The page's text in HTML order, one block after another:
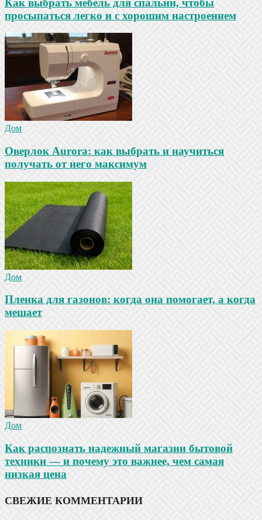
просыпаться легко и с хорошим настроением
Дом
Оверлок Aurora: как выбрать и научиться
получать от него максимум
Дом
Пленка для газонов: когда она помогает, а когда
мешает
Дом
Как распознать надежный магазин бытовой
техники — и почему это важнее, чем самая
низкая цена
СВЕЖИЕ КОММЕНТАРИИ